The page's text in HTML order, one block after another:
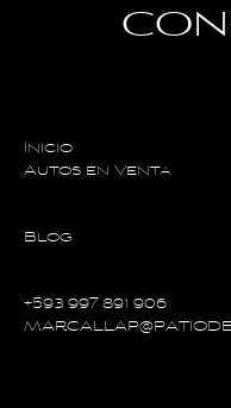
Inicio
Autos en Venta
Blog
+593 997 891 906